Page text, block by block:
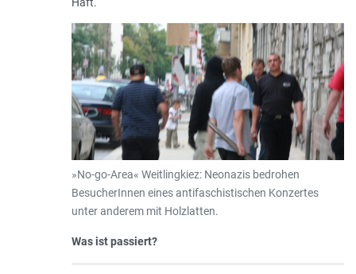
»No-go-Area« Weitlingkiez: Neonazis bedrohen
BesucherInnen eines antifaschistischen Konzertes
unter anderem mit Holzlatten.
Was ist passiert?